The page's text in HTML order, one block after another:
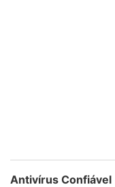
Antivírus Confiável